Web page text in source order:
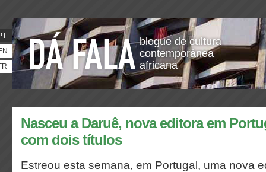
blogue de cultura
contemporânea
africana
Nasceu a Daruê, nova editora em
com dois títulos
Estreou esta semana, em Portugal, uma nova